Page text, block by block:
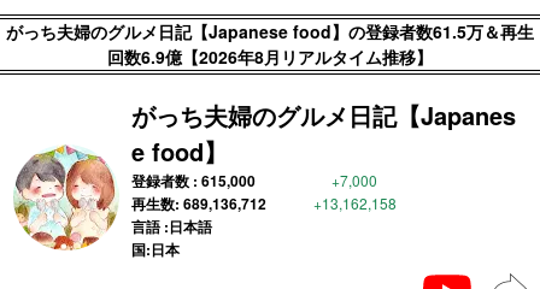
がっち夫婦のグルメ日記【Japanese food】の登録者数61.5万＆再生
回数6.9億【2026年8月リアルタイム推移】
がっち夫婦のグルメ日記【Japanes
e food】
登録者数 : 615,000 +7,000
再生数: 689,136,712 +13,162,158
言語 :日本語
国:日本